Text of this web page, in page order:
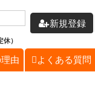
）
新規登録
よくある質問
由